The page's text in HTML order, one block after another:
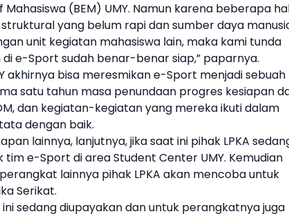
(BEM) UMY. Namun karena beberapa
yang belum rapi dan sumber daya
unit kegiatan mahasiswa lain, maka kami tunda
e-Sport sudah benar-benar siap,” paparnya.
akhirnya bisa meresmikan e-Sport menjadi sebuah
satu tahun masa penundaan progres kesiapan
dan kegiatan-kegiatan yang mereka ikuti dalam
dengan baik.
lainnya, lanjutnya, jika saat ini pihak LPKA
e-Sport di area Student Center UMY. Kemudian
lainnya pihak LPKA akan mencoba untuk
Serikat.
sedang diupayakan dan untuk perangkatnya juga